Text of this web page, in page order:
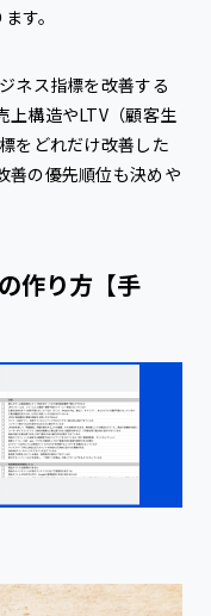
す。
ネス指標を改善する
上構造やLTV（顧客生
をどれだけ改善した
善の優先順位も決めや
作り方【手